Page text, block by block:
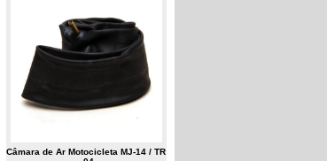
Câmara de Ar Motocicleta MJ-14 / TR